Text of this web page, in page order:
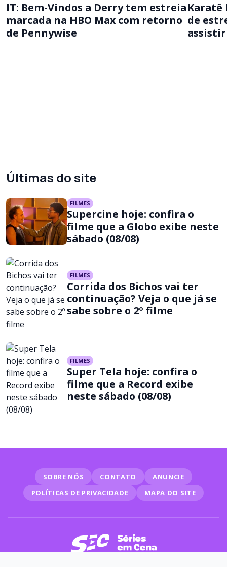
IT: Bem-Vindos a Derry tem estreia
marcada na HBO Max com retorno
de Pennywise
Karatê
de
Últimas do site
FILMES
Supercine hoje: confira o
filme que a Globo exibe neste
sábado (08/08)
FILMES
Corrida dos Bichos vai ter
continuação? Veja o que já se
sabe sobre o 2º filme
FILMES
Super Tela hoje: confira o
filme que a Record exibe
neste sábado (08/08)
SOBRE NÓS CONTATO
ANUNCIE
POLÍTICAS DE PRIVACIDADE
MAPA DO SITE